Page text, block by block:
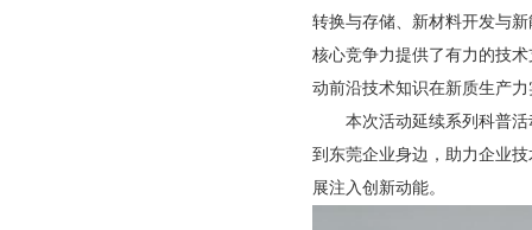
转换与存储、新材料开发与
核心竞争力提供了有力的技
动前沿技术知识在新质生产
本次活动延续系列科普活
到东莞企业身边，助力企业
展注入创新动能。